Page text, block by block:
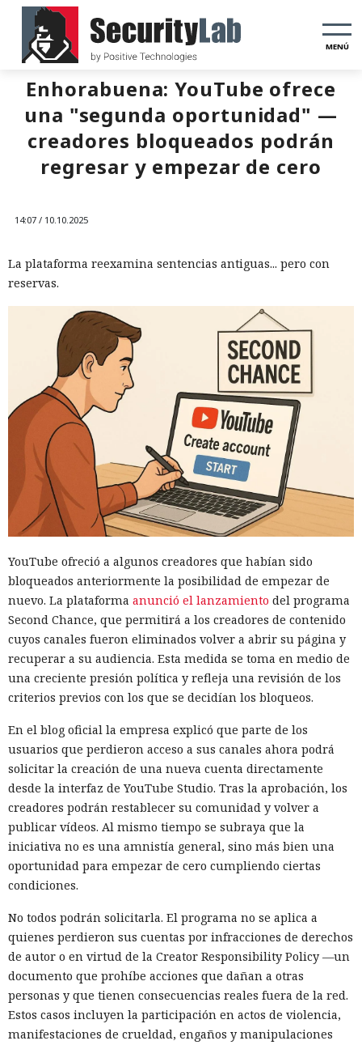
MENÚ
Enhorabuena: YouTube ofrece
una "segunda oportunidad" —
creadores bloqueados podrán
regresar y empezar de cero
14:07 / 10.10.2025
La plataforma reexamina sentencias antiguas... pero con
reservas.
YouTube ofreció a algunos creadores que habían sido
bloqueados anteriormente la posibilidad de empezar de
nuevo. La plataforma anunció el lanzamiento del programa
Second Chance, que permitirá a los creadores de contenido
cuyos canales fueron eliminados volver a abrir su página y
recuperar a su audiencia. Esta medida se toma en medio de
una creciente presión política y refleja una revisión de los
criterios previos con los que se decidían los bloqueos.
En el blog oficial la empresa explicó que parte de los
usuarios que perdieron acceso a sus canales ahora podrá
solicitar la creación de una nueva cuenta directamente
desde la interfaz de YouTube Studio. Tras la aprobación, los
creadores podrán restablecer su comunidad y volver a
publicar vídeos. Al mismo tiempo se subraya que la
iniciativa no es una amnistía general, sino más bien una
oportunidad para empezar de cero cumpliendo ciertas
condiciones.
No todos podrán solicitarla. El programa no se aplica a
quienes perdieron sus cuentas por infracciones de derechos
de autor o en virtud de la Creator Responsibility Policy —un
documento que prohíbe acciones que dañan a otras
personas y que tienen consecuencias reales fuera de la red.
Estos casos incluyen la participación en actos de violencia,
manifestaciones de crueldad, engaños y manipulaciones